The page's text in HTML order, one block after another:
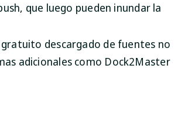
que luego pueden inundar la
descargado de fuentes no
adicionales como Dock2Master